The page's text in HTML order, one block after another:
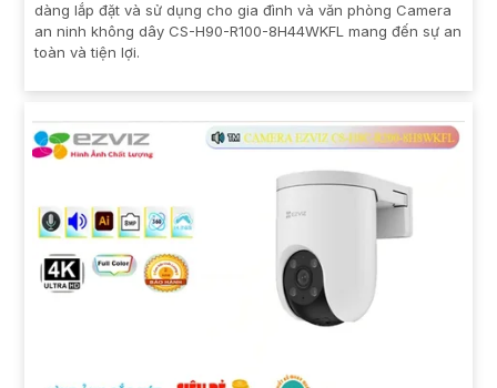
dàng lắp đặt và sử dụng cho gia đình và văn phòng Camera
an ninh không dây CS-H90-R100-8H44WKFL mang đến sự an
toàn và tiện lợi.